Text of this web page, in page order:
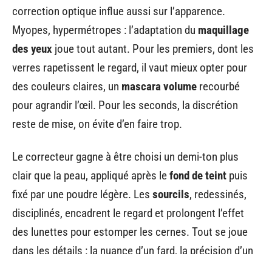
correction optique influe aussi sur l’apparence.
Myopes, hypermétropes : l’adaptation du maquillage
des yeux joue tout autant. Pour les premiers, dont les
verres rapetissent le regard, il vaut mieux opter pour
des couleurs claires, un mascara volume recourbé
pour agrandir l’œil. Pour les seconds, la discrétion
reste de mise, on évite d’en faire trop.
Le correcteur gagne à être choisi un demi-ton plus
clair que la peau, appliqué après lefond de teint puis
fixé par une poudre légère. Les sourcils, redessinés,
disciplinés, encadrent le regard et prolongent l’effet
des lunettes pour estomper les cernes. Tout se joue
dans les détails : la nuance d’un fard, la précision d’un